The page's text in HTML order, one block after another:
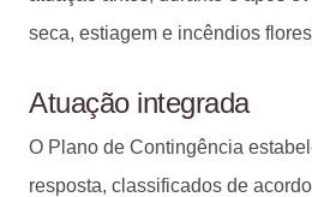
seca, estiagem e incêndios
Atuação integrada
O Plano de Contingência
resposta, classificados de